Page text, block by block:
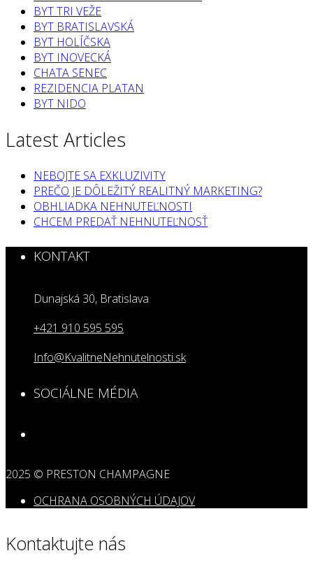
BYT TRI VEŽE
BYT BRATISLAVSKÁ
BYT HOLÍČSKA
BYT INOVECKÁ
CHATA SENEC
REZIDENCIA PLATAN
BYT NIDO
Latest Articles
NEBOJTE SA EXKLUZIVITY
PREČO JE DÔLEŽITÝ REALITNÝ MARKETING?
OBHLIADKA NEHNUTEĽNOSTI
CHCEM PREDAŤ NEHNUTEĽNOSŤ
KONTAKT
Dunajská 30, Bratislava
+421 910 595 595
Info@KvalitneNehnutelnosti.sk
SOCIÁLNE MÉDIA
2025 © PRESTON CHAMPAGNE
OCHRANA OSOBNÝCH ÚDAJOV
Kontaktujte nás